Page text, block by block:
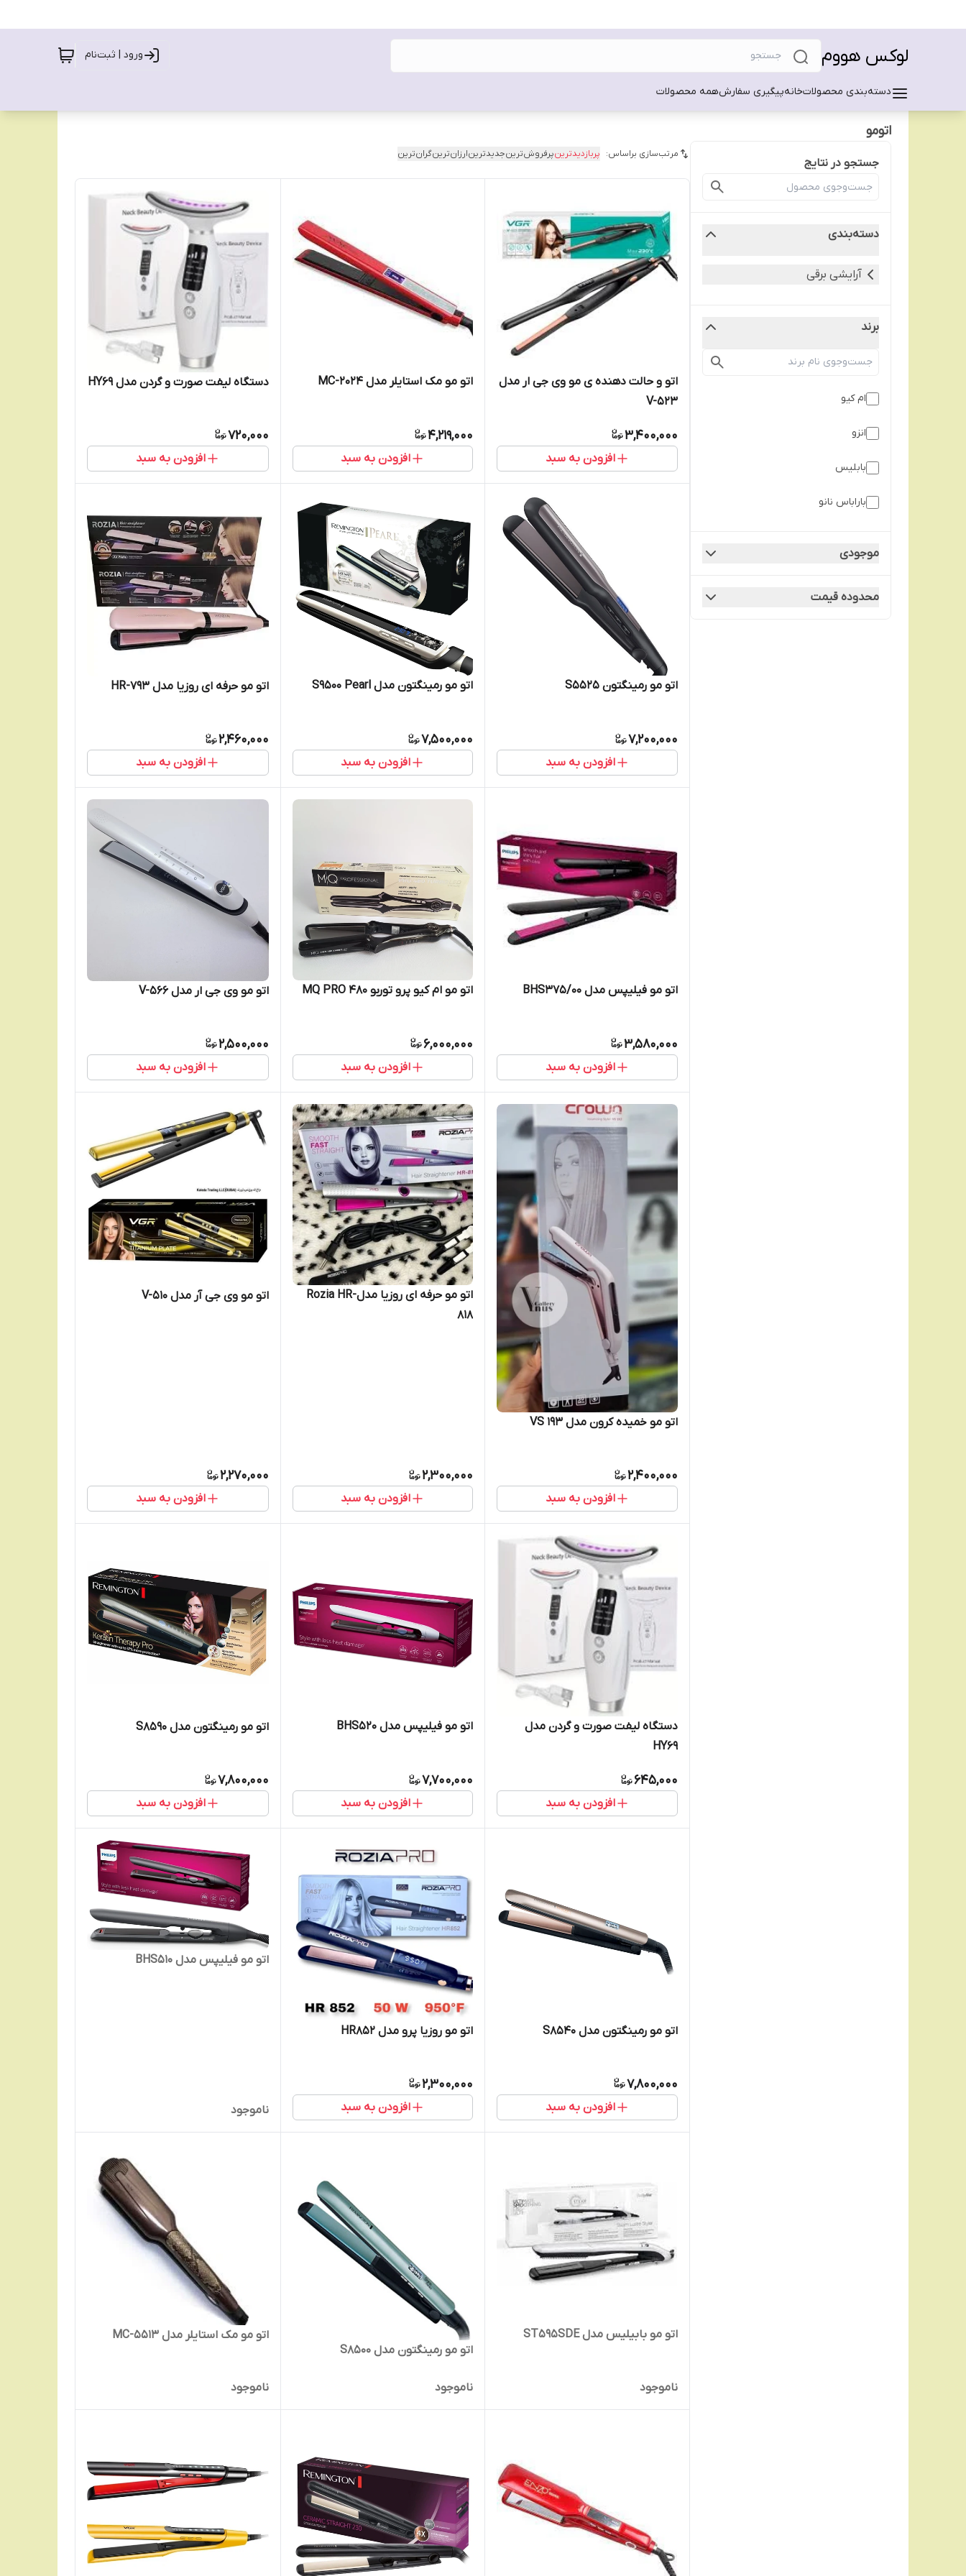
لوکس هووم ورود | ثبت‌نام
دسته‌بندی محصولاتخانهپیگیری سفارشهمه محصولات
اتومو
جستجو در نتایج
دسته‌بندی
آرایشی برقی
برند
ام کیو
انزو
بابلیس
باراباس نانو
رمینگتون
موجودی
محدوده قیمت
مرتب‌سازی براساس: پربازدیدترینپرفروش‌ترینجدیدترینارزان‌ترینگران‌ترین
اتو و حالت دهنده ی مو وی جی ار مدل
V-523
3,400,000
افزودن به سبد
اتو مو مک استایلر مدل MC-2024
4,219,000
افزودن به سبد
دستگاه لیفت صورت و گردن مدل HY69
720,000
افزودن به سبد
اتو مو رمینگتون S5525
7,200,000
افزودن به سبد
اتو مو رمینگتون مدل S9500 Pearl
7,500,000
افزودن به سبد
اتو مو حرفه ای روزیا مدل HR-793
2,460,000
افزودن به سبد
اتو مو فیلیپس مدل BHS375/00
3,580,000
افزودن به سبد
اتو مو ام کیو پرو توربو MQ PRO 480
6,000,000
افزودن به سبد
اتو مو وی جی ار مدل V-566
2,500,000
افزودن به سبد
اتو مو خمیده کرون مدل VS 193
2,400,000
افزودن به سبد
اتو مو حرفه ای روزیا مدلRozia HR-
818
2,300,000
افزودن به سبد
اتو مو وی جی آر مدل V-510
2,270,000
افزودن به سبد
دستگاه لیفت صورت و گردن مدل
HY69
645,000
افزودن به سبد
اتو مو فیلیپس مدل BHS520
7,700,000
افزودن به سبد
اتو مو رمینگتون مدل S8590
7,800,000
افزودن به سبد
اتو مو رمینگتون مدل S8540
7,800,000
افزودن به سبد
اتو مو روزیا پرو مدل HR852
2,300,000
افزودن به سبد
اتو مو فیلیپس مدل BHS510
ناموجود
اتو مو بابیلیس مدل ST595SDE
ناموجود
اتو مو رمینگتون مدل S8500
ناموجود
اتو مو مک استایلر مدل MC-5513
ناموجود